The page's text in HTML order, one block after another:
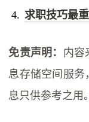
求职技巧最
免责声明： 内容
息存储空间服务
息只供参考之用。